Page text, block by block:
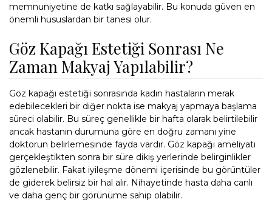
memnuniyetine de katkı sağlayabilir. Bu konuda güven en
önemli hususlardan bir tanesi olur.
Göz Kapağı Estetiği Sonrası Ne
Zaman Makyaj Yapılabilir?
Göz kapağı estetiği sonrasında kadın hastaların merak
edebilecekleri bir diğer nokta ise makyaj yapmaya başlama
süreci olabilir. Bu süreç genellikle bir hafta olarak belirtilebilir
ancak hastanın durumuna göre en doğru zamanı yine
doktorun belirlemesinde fayda vardır. Göz kapağı ameliyatı
gerçekleştikten sonra bir süre dikiş yerlerinde belirginlikler
gözlenebilir. Fakat iyileşme dönemi içerisinde bu görüntüler
de giderek belirsiz bir hal alır. Nihayetinde hasta daha canlı
ve daha genç bir görünüme sahip olabilir.